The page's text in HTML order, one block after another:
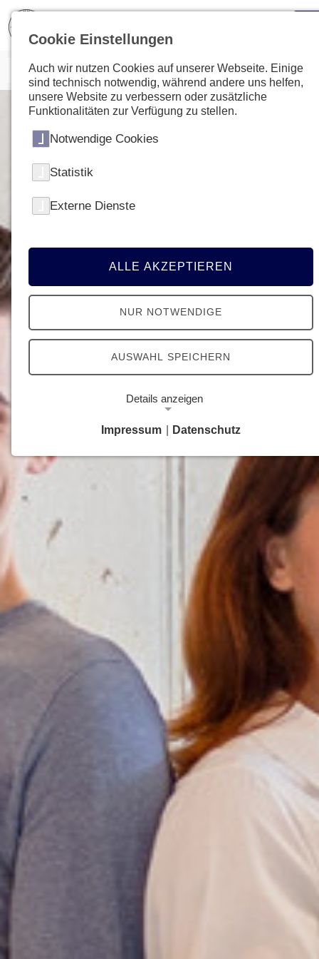
Cookie Einstellungen
Auch wir nutzen Cookies auf unserer Webseite. Einige
sind technisch notwendig, während andere uns helfen,
unsere Website zu verbessern oder zusätzliche
Funktionalitäten zur Verfügung zu stellen.
Notwendige Cookies
Statistik
Externe Dienste
ALLE AKZEPTIEREN
NUR NOTWENDIGE
AUSWAHL SPEICHERN
Details anzeigen
Notwendige Cookies ermöglichen grundlegende
Funktionen und sind für die einwandfreie Funktion
Google Analytics Opt-Out-Cookie
Dieser Cookie speichert die gewählte
Einverständnisoption bezüglich Google Analytics
Opt-Out
Cookie Laufzeit:
1 Jahr
Einverständnis-Cookie
Dieser Cookie speichert die ausgewählten
Einverständnis-Optionen des Benutzers
Impressum Datenschutz